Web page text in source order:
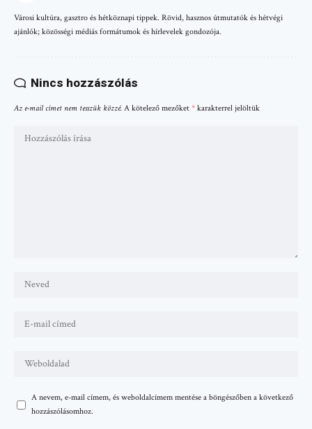
Városi kultúra, gasztro és hétköznapi tippek. Rövid, hasznos útmutatók és hétvégi
ajánlók; közösségi médiás formátumok és hírlevelek gondozója.
Nincs hozzászólás
Az e-mail címet nem tesszük közzé. A kötelező mezőket * karakterrel jelöltük
A nevem, e-mail címem, és weboldalcímem mentése a böngészőben a következő
hozzászólásomhoz.